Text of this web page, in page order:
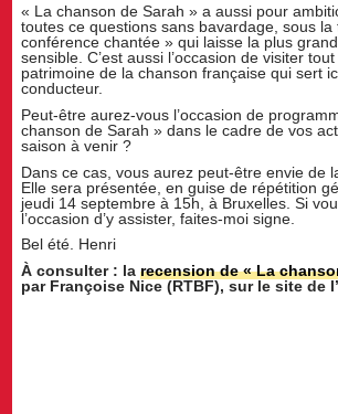
« La chanson de Sarah » a aussi pour
toutes ce questions sans bavardage, sous la
conférence chantée » qui laisse la plus
sensible. C’est aussi l’occasion de visiter
patrimoine de la chanson française qui sert
conducteur.
Peut-être aurez-vous l’occasion de
chanson de Sarah » dans le cadre de vos
saison à venir ?
Dans ce cas, vous aurez peut-être envie de
Elle sera présentée, en guise de répétition
jeudi 14 septembre à 15h, à Bruxelles. Si
l’occasion d’y assister, faites-moi signe.
Bel été. Henri
À consulter : larecension de « La
par Françoise Nice (RTBF), sur le site de